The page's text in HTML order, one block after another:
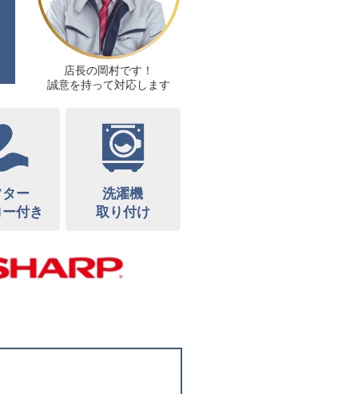
店長の岡村です！
誠意を持って対応します
ー
付き
洗濯機
取り付け